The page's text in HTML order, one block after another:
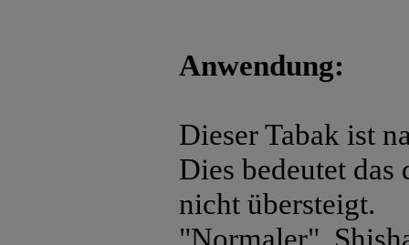
Anwendung:
Dieser Tabak ist
Dies bedeutet
nicht übersteigt.